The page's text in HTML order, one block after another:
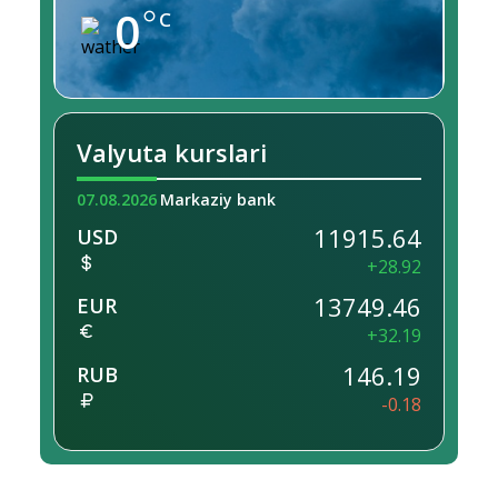
0 C
Valyuta kurslari
07.08.2026 Markaziy bank
USD 11915.64
+28.92
EUR 13749.46
+32.19
RUB 146.19
-0.18